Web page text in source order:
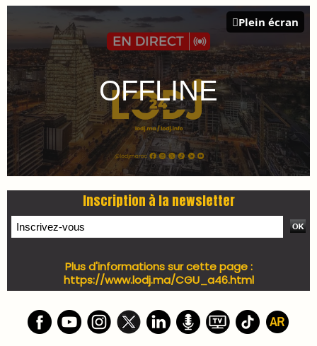
PRESS +
LES PLUS RÉCENTS CLASSEURS
7 days santé & conso du 31-07-2026
I-MAG-Spécial Fête du Trône 2026
7 days Culture du 29-07-2026
7 days Auto-Moto du 27-07-2026
PODCAST +
LES PLUS RÉCENTS CLASSEURS
Podcast I-Week-N°137 du 26-07-2026